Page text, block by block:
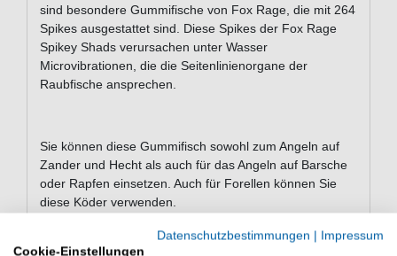
sind besondere Gummifische von Fox Rage, die mit 264
Spikes ausgestattet sind. Diese Spikes der Fox Rage
Spikey Shads verursachen unter Wasser
Microvibrationen, die die Seitenlinienorgane der
Raubfische ansprechen.
Sie können diese Gummifisch sowohl zum Angeln auf
Zander und Hecht als auch für das Angeln auf Barsche
oder Rapfen einsetzen. Auch für Forellen können Sie
diese Köder verwenden.
Datenschutzbestimmungen | Impressum
Cookie-Einstellungen